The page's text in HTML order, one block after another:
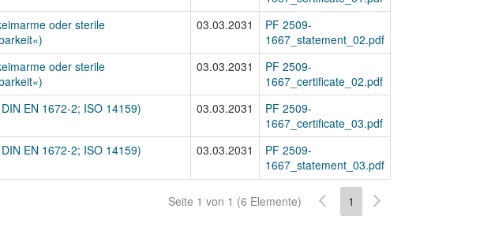
oder sterile
03.03.2031
PF 2509-
1667_statement_02.pdf
oder sterile
03.03.2031
PF 2509-
1667_certificate_02.pdf
EN 1672-2; ISO 14159) 03.03.2031
PF 2509-
1667_certificate_03.pdf
EN 1672-2; ISO 14159) 03.03.2031
PF 2509-
1667_statement_03.pdf
Seite 1 von 1 (6 Elemente) 1